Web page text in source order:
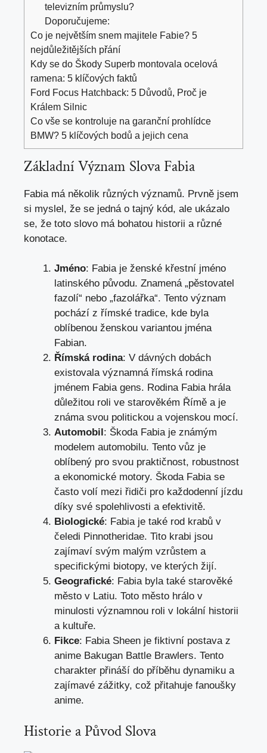
televizním průmyslu?
Doporučujeme:
Co je největším snem majitele Fabie? 5
nejdůležitějších přání
Kdy se do Škody Superb montovala ocelová
ramena: 5 klíčových faktů
Ford Focus Hatchback: 5 Důvodů, Proč je
Králem Silnic
Co vše se kontroluje na garanční prohlídce
BMW? 5 klíčových bodů a jejich cena
Základní Význam Slova Fabia
Fabia má několik různých významů. Prvně jsem
si myslel, že se jedná o tajný kód, ale ukázalo
se, že toto slovo má bohatou historii a různé
konotace.
Jméno: Fabia je ženské křestní jméno
latinského původu. Znamená „pěstovatel
fazolí“ nebo „fazolářka“. Tento význam
pochází z římské tradice, kde byla
oblíbenou ženskou variantou jména
Fabian.
Římská rodina: V dávných dobách
existovala významná římská rodina
jménem Fabia gens. Rodina Fabia hrála
důležitou roli ve starověkém Římě a je
známa svou politickou a vojenskou mocí.
Automobil : Škoda Fabia je známým
modelem automobilu. Tento vůz je
oblíbený pro svou praktičnost, robustnost
a ekonomické motory. Škoda Fabia se
často volí mezi řidiči pro každodenní jízdu
díky své spolehlivosti a efektivitě.
Biologické: Fabia je také rod krabů v
čeledi Pinnotheridae. Tito krabi jsou
zajímaví svým malým vzrůstem a
specifickými biotopy, ve kterých žijí.
Geografické: Fabia byla také starověké
město v Latiu. Toto město hrálo v
minulosti významnou roli v lokální historii
a kultuře.
Fikce: Fabia Sheen je fiktivní postava z
anime Bakugan Battle Brawlers. Tento
charakter přináší do příběhu dynamiku a
zajímavé zážitky, což přitahuje fanoušky
anime.
Historie a Původ Slova